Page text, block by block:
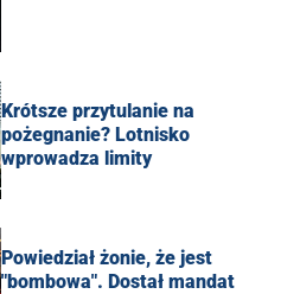
Krótsze przytulanie na
pożegnanie? Lotnisko
wprowadza limity
Powiedział żonie, że jest
"bombowa". Dostał mandat